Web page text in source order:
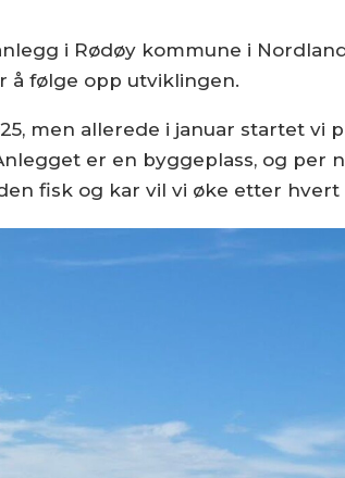
i Rødøy kommune i
å følge opp utviklingen.
men allerede i januar startet vi
er en byggeplass, og per
fisk og kar vil vi øke etter